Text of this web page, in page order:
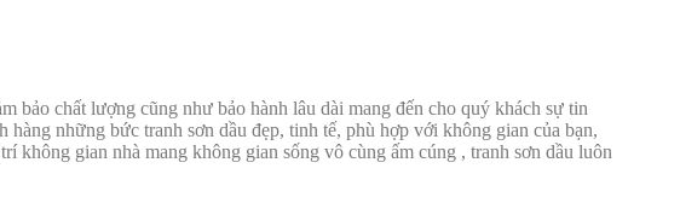
bảo chất lượng cũng như bảo hành lâu dài mang đến cho quý khách sự tin
những bức tranh sơn dầu đẹp, tinh tế, phù hợp với không gian của bạn,
không gian nhà mang không gian sống vô cùng ấm cúng , tranh sơn dầu luôn